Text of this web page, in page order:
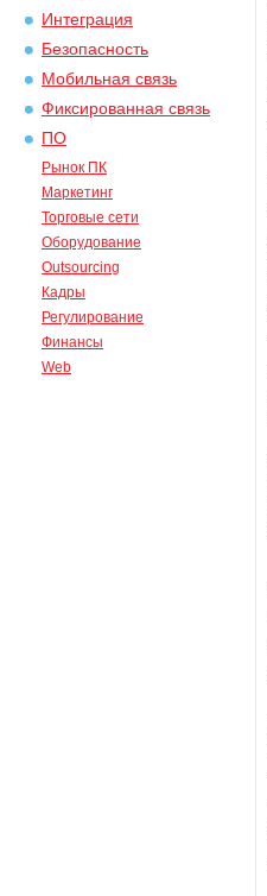
Интеграция
Безопасность
Мобильная связь
Фиксированная связь
ПО
Рынок ПК
Маркетинг
Торговые сети
Оборудование
Outsourcing
Кадры
Регулирование
Финансы
Web